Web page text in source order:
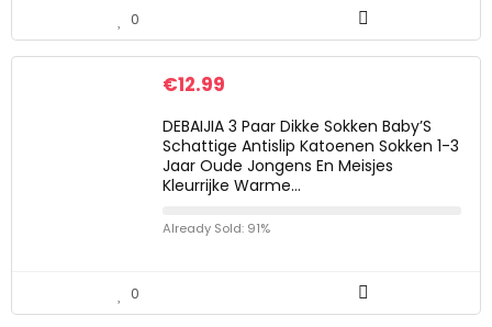
0
€12.99
DEBAIJIA 3 Paar Dikke Sokken Baby’S
Schattige Antislip Katoenen Sokken 1-3
Jaar Oude Jongens En Meisjes
Kleurrijke Warme…
Already Sold: 91%
0